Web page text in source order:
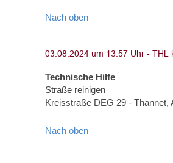
Nach oben
Technische Hilfe
Straße reinigen
Kreisstraße DEG 29 - Thannet,
Nach oben